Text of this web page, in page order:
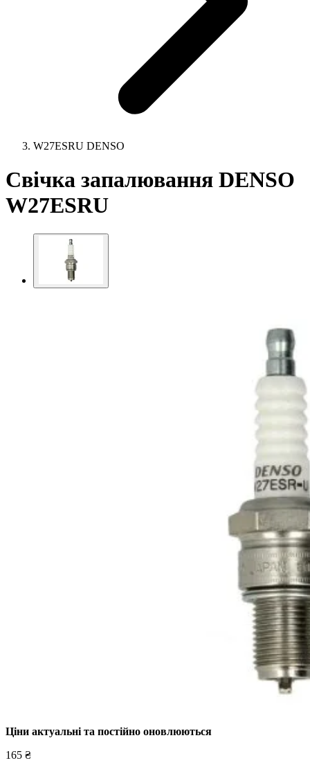
W27ESRU DENSO
Свічка запалювання DENSO
W27ESRU
Ціни актуальні та постійно оновлюються
165 ₴